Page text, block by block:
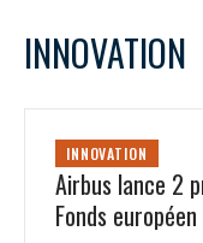
PRÉSENTATION
NOTRE VISION
ORGANISATION
L
6
13
27
INNOVATION
INNOVATION
Airbus lance 2
Fonds
Rejoignez une